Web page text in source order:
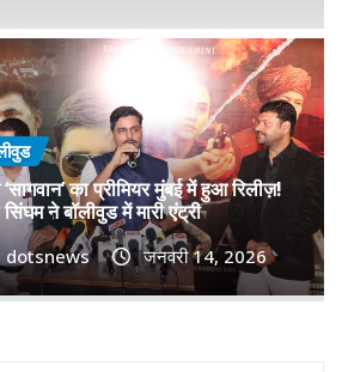
‘गोदान’ को
मथुरा से फिल्म
का प्रीमियर मुंबई में हुआ रिलीज़!
ने बॉलीवुड में मारी एंट्री
dotsnews जनवरी 14, 2026